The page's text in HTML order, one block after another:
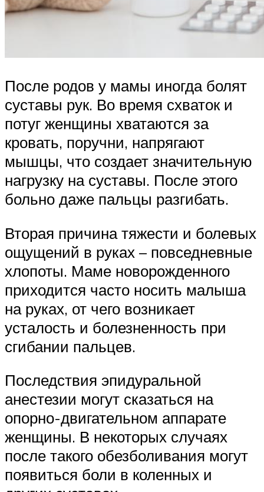
После родов у мамы иногда болят
суставы рук. Во время схваток и
потуг женщины хватаются за
кровать, поручни, напрягают
мышцы, что создает значительную
нагрузку на суставы. После этого
больно даже пальцы разгибать.
Вторая причина тяжести и болевых
ощущений в руках – повседневные
хлопоты. Маме новорожденного
приходится часто носить малыша
на руках, от чего возникает
усталость и болезненность при
сгибании пальцев.
Последствия эпидуральной
анестезии могут сказаться на
опорно-двигательном аппарате
женщины. В некоторых случаях
после такого обезболивания могут
появиться боли в коленных и